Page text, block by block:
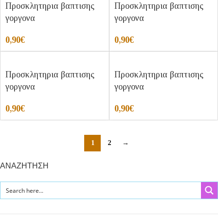
Προσκλητηρια βαπτισης
γοργονα
0,90€
Προσκλητηρια βαπτισης
γοργονα
0,90€
Προσκλητηρια βαπτισης
γοργονα
0,90€
Προσκλητηρια βαπτισης
γοργονα
0,90€
1 2 →
ΑΝΑΖΗΤΗΣΗ